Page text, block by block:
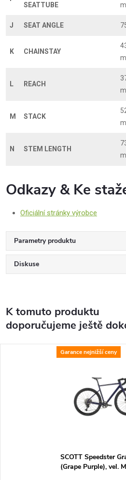
SEATTUBE
J SEAT ANGLE
K CHAINSTAY
L REACH
M STACK
N STEM LENGTH
Odkazy & Ke
Oficiální stránky výrobce
Parametry produktu
Diskuse
K tomuto produktu
doporučujeme ještě
Garance nejnižší ceny
SCOTT Speedster
(Grape Purple), vel. M